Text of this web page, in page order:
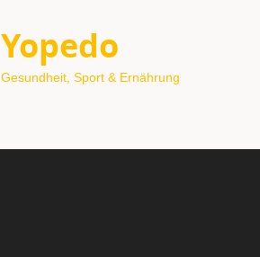
Yopedo
Gesundheit, Sport & Ernährung